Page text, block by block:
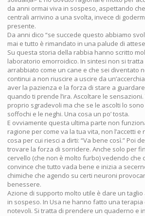
da anni ormai viva in sospeso, aspettando
centrali arrivino a una svolta, invece di
presente.
Da anni dico “se succede questo abbiamo
mai e tutto è rimandato in una palude di
Su questa storia della rabbia hanno scritto
laboratorio emorroidico. In sintesi non si
arrabbiato come un cane e che sei diventato
continui a non riuscire a uscire da
aver la pazienza e la forza di stare a
quando ti prende l’ira. Ascoltare le
proprio sgradevoli ma che se le ascolti lo
soffochi e le neghi. Una cosa un po’ tosta.
E ovviamente questa ultima parte non
ragione per come va la tua vita, non l’accetti
cosa per cui riesci a dirti: “Va bene così.” Poi
trovare la forza di sorridere. Anche solo per
cervello (che non è molto furbo) vedendo che
convince che tutto vada bene e inizia a
chimiche che agendo su certi neuroni
benessere.
Azione di supporto molto utile è dare un taglio
in sospeso. In Usa ne hanno fatto una
notevoli. Si tratta di prendere un quaderno e